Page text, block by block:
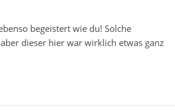
begeistert wie du! Solche
dieser hier war wirklich etwas ganz